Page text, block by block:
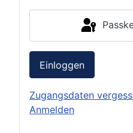
Einloggen
Zugangsdaten
Anmelden